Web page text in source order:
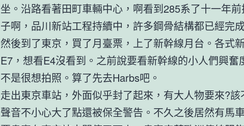
坐。沿路看著田町車輛中心，啊看到285系了十一年
子啊，品川新站工程持續中，許多鋼骨結構都已經完
然後到了東京，買了月臺票，上了新幹線月台。各式
E7，想看E4沒看到。之前說要看新幹線的小人們興奮
不是很想拍照。算了先去Harbs吧。
走出東京車站，外面似乎封了起來，有大人物要來?
聲音不小心大了點還被保全警告。不久之後居然有馬